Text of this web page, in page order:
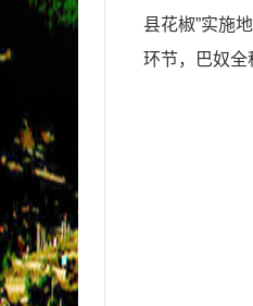
县花椒”实施
环节，巴奴全